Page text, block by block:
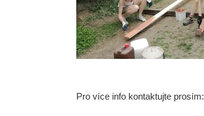
Pro více info kontaktujte prosím: